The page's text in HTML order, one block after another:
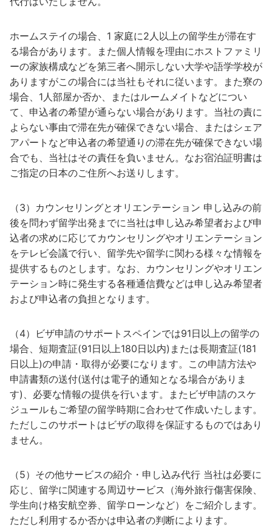
ホームステイの場合、1 家庭に2人以上の留学生が滞在す
る場合があります。また個人情報を理由にホストファミリ
ーの家族構成などを第三者へ開示しない大学や語学学校が
ありますがこの場合には当社もそれに従います。また寮の
場合、1人部屋か否か、またはルームメイトなどについ
て、申込者の希望が通らない場合があります。当社の責に
よらない事由で滞在先が確保できない場合、またはシェア
アパートなど申込者の希望通りの滞在先が確保できない場
合でも、当社はその責任を負いません。なお宿泊証明書は
ご指定の日本のご住所へお送りします。
（3）カウンセリングとオリエンテーション 申し込みの前
後を問わず留学出発までに当社は申し込み希望者および申
込者の求めに応じてカウンセリングやオリエンテーション
をテレビ会議で行い、留学先や留学に関わる様々な情報を
提供するものとします。なお、カウンセリングやオリエン
テーション時に発生する各種通信費などは申し込み希望者
および申込者の負担となります。
（4）ビザ申請のサポートスペインでは91日以上の留学の
場合、短期査証(91日以上180日以内)または長期査証(181
日以上)の申請・取得が必要になります。この申請方法や
申請書類の送付(送付は電子的通知となる場合がありま
す)、必要な情報の提供を行います。またビザ申請のスケ
ジュールもご希望の留学時期に合わせて作成いたします。
ただしこのサポートはビザの取得を保証するものではあり
ません。
（5）その他サービスの紹介・申し込み代行 当社は必要に
応じ、留学に関連する周辺サービス（海外旅行傷害保険、
学生向け格安航空券、留学ローンなど）をご紹介します。
ただし利用するか否かは申込者の判断によります。